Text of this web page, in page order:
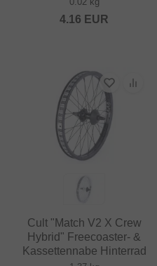
4.16 EUR
Cult "Match V2 X Crew
Hybrid" Freecoaster- &
Kassettennabe Hinterrad